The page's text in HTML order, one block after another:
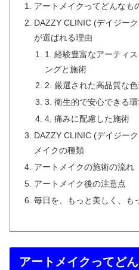
アートメイクってどんなも
DAZZY CLINIC (デイジー
が選ばれる理由
1. 経験豊富なアーティ
ングと施術
2. 厳選された高品質な
3. 衛生的で安心できる
4. 痛みに配慮した施術
DAZZY CLINIC (デイジー
メイクの種類
アートメイクの施術の流れ
アートメイク後の注意点
毎日を、もっと美しく、も
アートメイクってど